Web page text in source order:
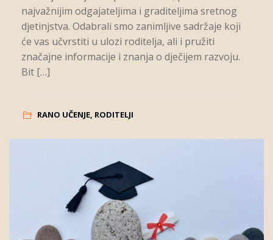
najvažnijim odgajateljima i graditeljima sretnog
djetinjstva. Odabrali smo zanimljive sadržaje koji
će vas učvrstiti u ulozi roditelja, ali i pružiti
značajne informacije i znanja o dječijem razvoju.
Bit […]
RANO UČENJE, RODITELJI